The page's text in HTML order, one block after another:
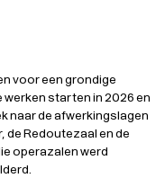
voor een grondige
starten in 2026 en
naar de afwerkingslagen
de Redoutezaal en de
operazalen werd